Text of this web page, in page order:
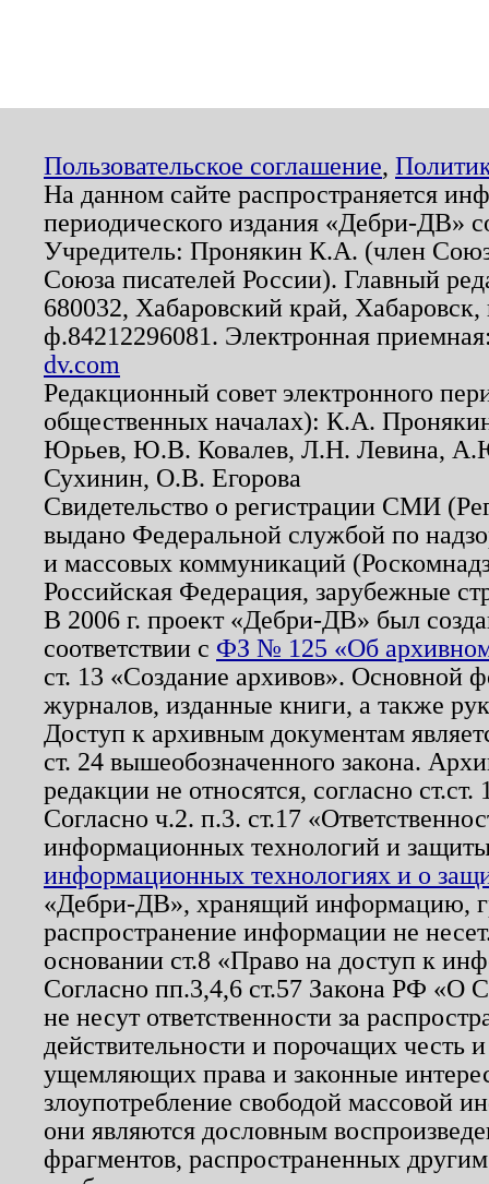
Пользовательское соглашение,
На данном сайте распространяется
периодического издания «Дебри-ДВ»
Учредитель: Пронякин К.А. (член
Союза писателей России). Главный
680032, Хабаровский край,
ф.84212296081. Электронная
dv.com
Редакционный совет электронного
общественных началах): К.А.
Юрьев, Ю.В. Ковалев, Л.Н. Левина,
Сухинин, О.В. Егорова
Свидетельство о регистрации СМИ
выдано Федеральной службой по
и массовых коммуникаций
Российская Федерация, зарубежные
В 2006 г. проект «Дебри-ДВ» был
соответствии с ФЗ № 125 «Об
ст. 13 «Создание архивов». Основной
журналов, изданные книги, а также
Доступ к архивным документам
ст. 24 вышеобозначенного закона.
редакции не относятся, согласно
Согласно ч.2. п.3. ст.17
информационных технологий и
информационных технологиях и о
«Дебри-ДВ», хранящий информацию,
распространение информации не
основании ст.8 «Право на доступ к
Согласно пп.3,4,6 ст.57 Закона РФ «О
не несут ответственности за
действительности и порочащих честь
ущемляющих права и законные
злоупотребление свободой массовой
они являются дословным
фрагментов, распространенных